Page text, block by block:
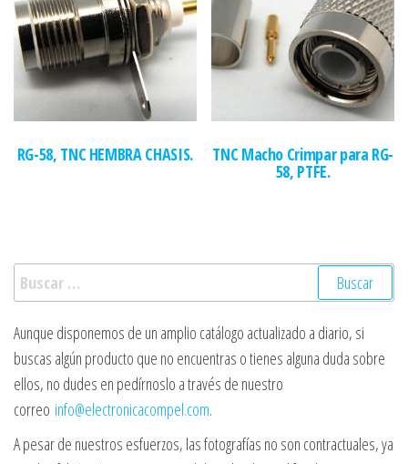
RG-58, TNC HEMBRA CHASIS. TNC Macho Crimpar para RG-
58, PTFE.
Buscar:
Aunque disponemos de un amplio catálogo actualizado a diario, si
buscas algún producto que no encuentras o tienes alguna duda sobre
ellos, no dudes en pedírnoslo a través de nuestro
correo info@electronicacompel.com.
A pesar de nuestros esfuerzos, las fotografías no son contractuales, ya